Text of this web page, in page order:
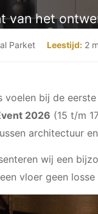
van het
Parket Leestijd: 2
voelen bij de
2026 (15 t/m
architectuur
wij een
vloer geen